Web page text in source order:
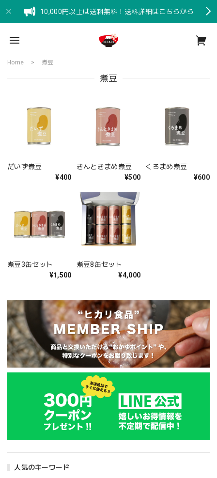
10,000円以上は送料無料！送料詳細はこちらから
人気のキーワード
Home 煮豆
煮豆
だいず煮豆
¥400
きんときまめ煮豆
¥500
くろまめ煮豆
¥600
煮豆3缶セット
¥1,500
煮豆8缶セット
¥4,000